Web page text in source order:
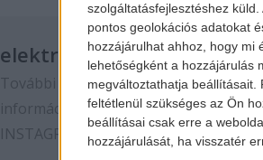
szolgáltatásfejlesztéshez küld.
pontos geolokációs adatokat
hozzájárulhat ahhoz, hogy mi
lehetőségként a hozzájárulás
megváltoztathatja beállításait.
feltétlenül szükséges az Ön
beállításai csak erre a
hozzájárulását, ha visszatér
elektromos-autozas.hu
További elektromos autós hírekért,
információkért kövess minket a
INSTAGRAM
oldalon.